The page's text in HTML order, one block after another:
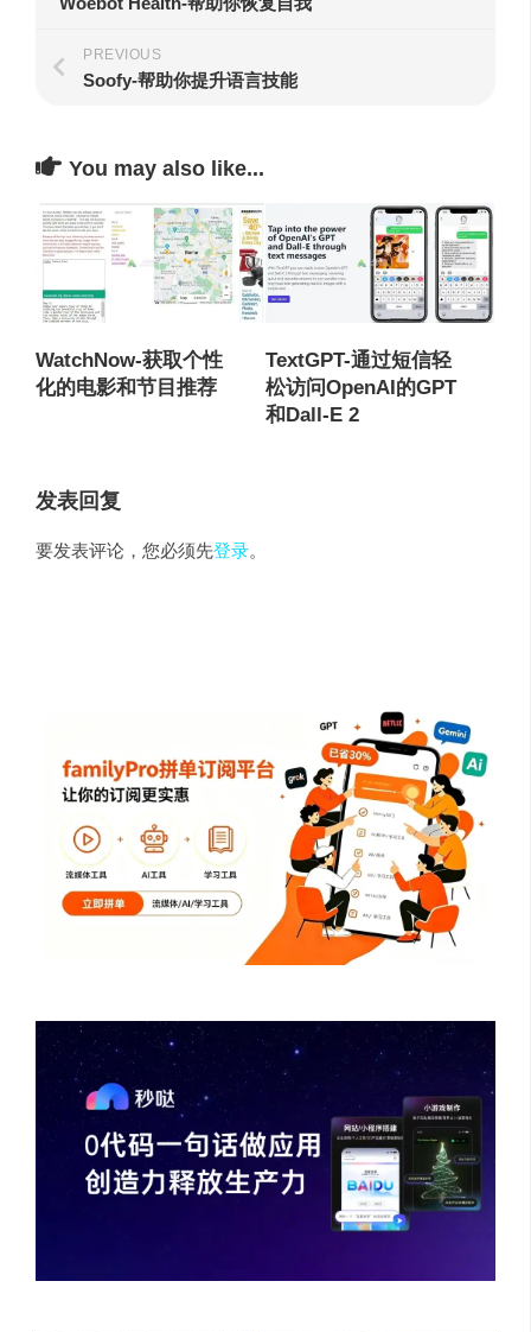
PREVIOUS
Soofy-帮助你提升语言技能
You may also like...
WatchNow-获取个性
化的电影和节目推荐
TextGPT-通过短信轻
松访问OpenAI的GPT
和Dall-E 2
发表回复
要发表评论，您必须先登录。